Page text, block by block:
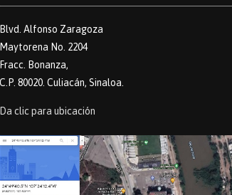
Blvd. Alfonso Zaragoza
Maytorena No. 2204
Fracc. Bonanza,
C.P. 80020. Culiacán, Sinaloa.
Da clic para ubicación